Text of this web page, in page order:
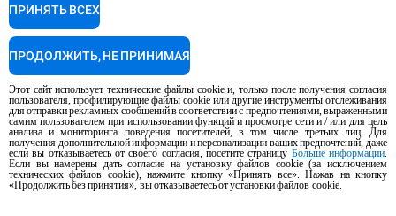
Моющие средства для автоматической мойки
Моющие средства для мойки вручную
Ионообменный фильтр
Система обратного осмоса
Наши офисы по всему миру
ПОДДЕРЖКА
Гарантия Unox
Найти дилеров
Найти сервисные центры
Авторское право 2026 UNOX S.p.A. Все права защищены. Рег. Imp.
Падуя, № 04230750285 - REA Padova 372835 - Капитал. Soc. 5.000.000 €
iv - P.IVA / CF 04230750285 - IT WEEE Reg. No. IT08020000000377
AI Content Disclaimer Privacy policy Cookie policy
Этот сайт использует технические файлы cookie и, только после получения согласия
пользователя, профилирующие файлы cookie или другие инструменты отслеживания
для отправки рекламных сообщений в соответствии с предпочтениями, выраженными
самим пользователем при использовании функций и просмотре сети и / или для цель
анализа и мониторинга поведения посетителей, в том числе третьих лиц. Для
получения дополнительной информации и персонализации ваших предпочтений, даже
если вы отказываетесь от своего согласия, посетите страницу Больше информации.
Если вы намерены дать согласие на установку файлов cookie (за исключением
технических файлов cookie), нажмите кнопку «Принять все». Нажав на кнопку
«Продолжить без принятия», вы отказываетесь от установки файлов cookie.
ПРИНЯТЬ ВСЕХ
ПРОДОЛЖИТЬ, НЕ ПРИНИМАЯ